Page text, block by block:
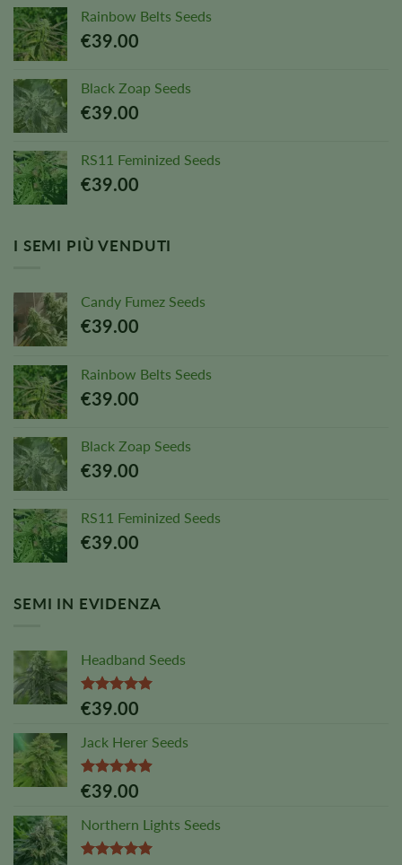
Rainbow Belts Seeds
€39.00
Black Zoap Seeds
€39.00
RS11 Feminized Seeds
€39.00
I SEMI PIÙ VENDUTI
Candy Fumez Seeds
€39.00
Rainbow Belts Seeds
€39.00
Black Zoap Seeds
€39.00
RS11 Feminized Seeds
€39.00
SEMI IN EVIDENZA
Headband Seeds
Valutato
5,00su 5
€39.00
Jack Herer Seeds
Valutato
4,88su 5
€39.00
Northern Lights Seeds